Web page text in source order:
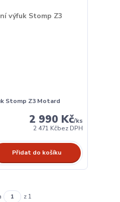
Stomp Z3 Motard
2 990 Kč/ks
2 471 Kčbez DPH
Přidat do košíku
z 1